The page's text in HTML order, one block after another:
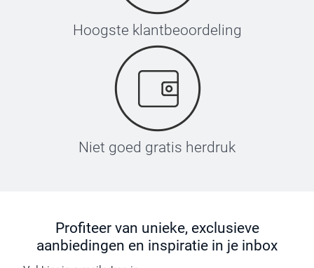
Hoogste klantbeoordeling
Niet goed gratis herdruk
Profiteer van unieke, exclusieve
aanbiedingen en inspiratie in je inbox